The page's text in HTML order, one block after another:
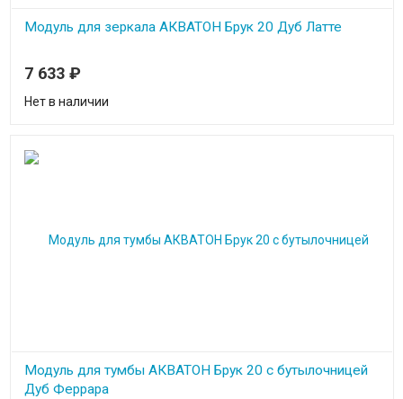
Модуль для зеркала АКВАТОН Брук 20 Дуб Латте
7 633 ₽
Нет в наличии
Модуль для тумбы АКВАТОН Брук 20 с бутылочницей
Дуб Феррара